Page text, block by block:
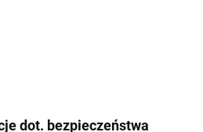
dot. bezpieczeństwa